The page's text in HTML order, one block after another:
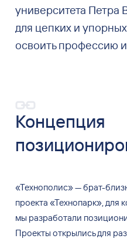
университета Петра
для цепких и
освоить профессию и
Концепция
«Технополис» — брат-
проекта «Технопарк», для
мы разработали
Проекты открылись для